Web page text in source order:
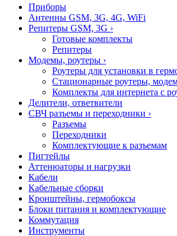
Приборы
Антенны GSM, 3G, 4G, WiFi
Репитеры GSM, 3G ›
Готовые комплекты
Репитеры
Модемы, роутеры ›
Роутеры для установки в
Стационарные роутеры,
Комплекты для интернета с
Делители, ответвители
СВЧ разъемы и переходники ›
Разъемы
Переходники
Комплектующие к разъемам
Пигтейлы
Аттенюаторы и нагрузки
Кабели
Кабельные сборки
Кронштейны, гермобоксы
Блоки питания и комплектующие
Коммутация
Инструменты